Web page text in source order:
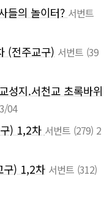
들의 놀이터? 서번트
(전주교구) 서번트 (39
성지.서천교 초록바위
04
) 1,2차 서번트 (279) 2
구) 1,2차 서번트 (312)